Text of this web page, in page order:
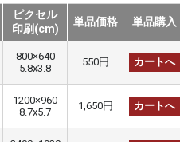
ピクセル
印刷(cm)
単品価格 単品購入
800×640
5.8x3.8
550円 カートへ
1200×960
8.7x5.7
1,650円 カートへ